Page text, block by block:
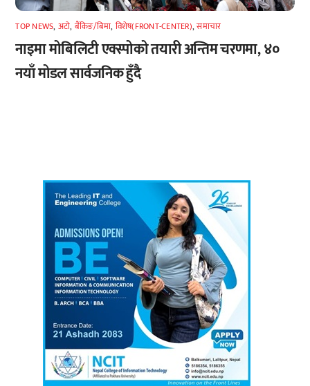
TOP NEWS, अटाे, बैंकिङ/बिमा, विशेष(FRONT-CENTER),समाचार
नाइमा मोबिलिटी एक्स्पोको तयारी अन्तिम चरणमा, ४०
नयाँ मोडल सार्वजनिक हुँदै